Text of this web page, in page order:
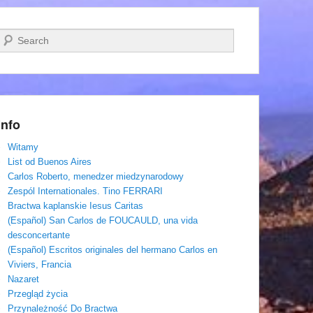
Szukaj
Witamy
List od Buenos Aires
Carlos Roberto, menedzer miedzynarodowy
Zespól Internationales. Tino FERRARI
Bractwa kaplanskie Iesus Caritas
(Español) San Carlos de FOUCAULD, una vida
desconcertante
(Español) Escritos originales del hermano Carlos en
Viviers, Francia
Nazaret
Przegląd życia
Przynależność Do Bractwa